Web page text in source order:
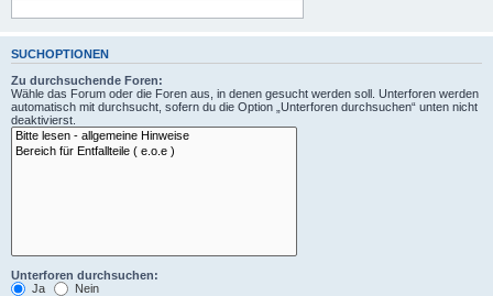
SUCHOPTIONEN
Zu durchsuchende Foren:
Wähle das Forum oder die Foren aus, in denen gesucht werden soll. Unterforen werden
automatisch mit durchsucht, sofern du die Option „Unterforen durchsuchen“ unten nicht
deaktivierst.
Unterforen durchsuchen:
Ja
Nein